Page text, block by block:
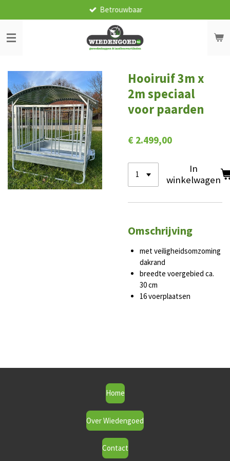
direct
naar
de
Betrouwbaar
Hooiruif 3m x
2m speciaal
voor paarden
€ 2.499,00
In
winkelwagen
Omschrijving
met veiligheidsomzoming
dakrand
breedte voergebied ca.
30 cm
16 voerplaatsen
Home
Over Wiedengoed
Contact